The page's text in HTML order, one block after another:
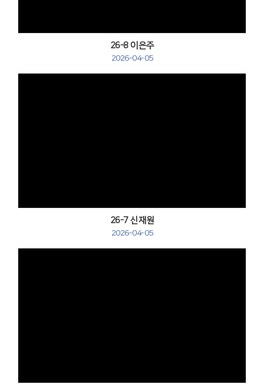
26-8 이은주
2026-04-05
26-7 신재원
2026-04-05